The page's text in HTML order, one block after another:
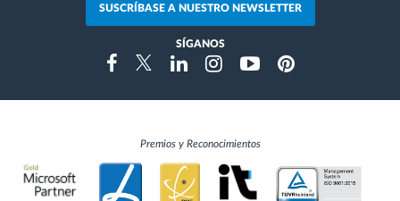
SUSCRÍBASE A NUESTRO NEWSLETTER
SÍGANOS
FacebookTwitterLinkedinInstragramYoutubePinterest
Premios y Reconocimientos